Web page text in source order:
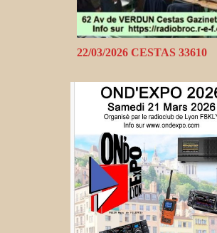
22/03/2026 CESTAS 33610